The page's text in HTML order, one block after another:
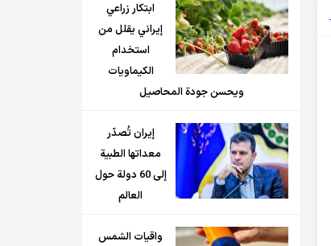
ابتكار زراعي
إيراني يقلل من
استخدام
الكيماويات
ويحسن جودة المحاصيل
إيران تُصدّر
معداتها الطبية
إلى 60 دولة حول
العالم
واقيات الشمس